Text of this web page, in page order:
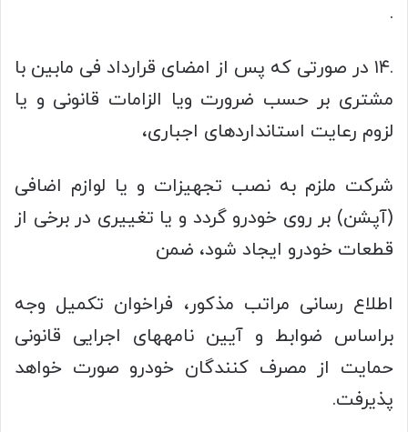
.
.۱۴ در صورتی که پس از امضای قرارداد فی مابین با
مشتری بر حسب ضرورت ویا الزامات قانونی و یا
لزوم رعایت استانداردهای اجباری،
شرکت ملزم به نصب تجهیزات و یا لوازم اضافی
(آپشن) بر روی خودرو گردد و یا تغییری در برخی از
قطعات خودرو ایجاد شود، ضمن
اطلاع رسانی مراتب مذکور، فراخوان تکمیل وجه
براساس ضوابط و آیین نامههای اجرایی قانونی
حمایت از مصرف کنندگان خودرو صورت خواهد
پذیرفت.